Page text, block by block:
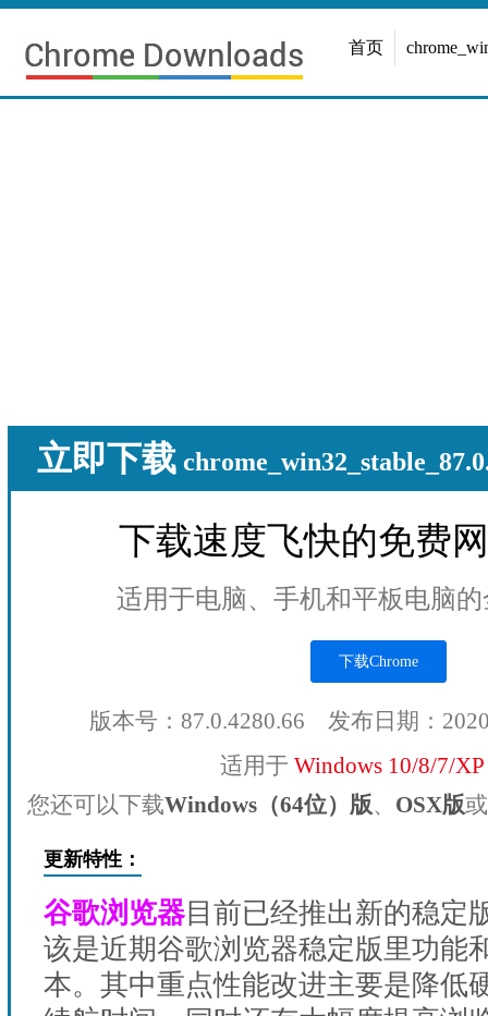
首页
立即下载
下载速度飞快的免费
适用于电脑、手机和平板电脑
下载Chrome
版本号：87.0.4280.66 发布日期：
适用于 Windows 10/8/7/
您还可以下载Windows（64位）版、 OSX版或
更新特性：
谷歌浏览器目前已经推出新的稳定
该是近期谷歌浏览器稳定版里功能
本。其中重点性能改进主要是降低